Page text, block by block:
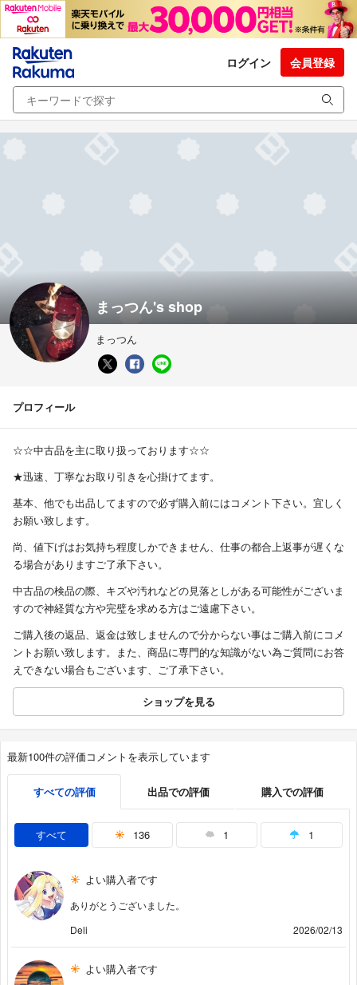
ログイン 会員登録
まっつん's shop
まっつん
プロフィール
☆☆中古品を主に取り扱っております☆☆
★迅速、丁寧なお取り引きを心掛けてます。
基本、他でも出品してますので必ず購入前にはコメント下さい。宜しく
お願い致します。
尚、値下げはお気持ち程度しかできません、仕事の都合上返事が遅くな
る場合がありますご了承下さい。
中古品の検品の際、キズや汚れなどの見落としがある可能性がございま
すので神経質な方や完璧を求める方はご遠慮下さい。
ご購入後の返品、返金は致しませんので分からない事はご購入前にコメ
ントお願い致します。また、商品に専門的な知識がない為ご質問にお答
えできない場合もございます、ご了承下さい。
ショップを見る
最新100件の評価コメントを表示しています
すべての評価 出品での評価 購入での評価
すべて 136 1 1
よい購入者です
ありがとうございました。
Deli
2026/02/13
よい購入者です